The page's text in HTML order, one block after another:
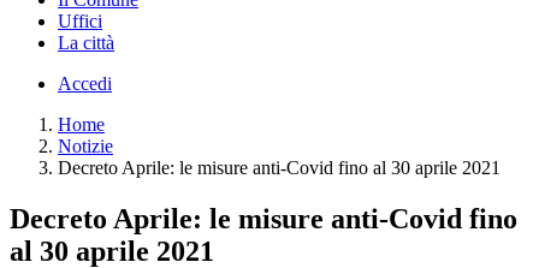
Uffici
La città
Accedi
Home
Notizie
Decreto Aprile: le misure anti-Covid fino al 30 aprile 2021
Decreto Aprile: le misure anti-Covid fino
al 30 aprile 2021